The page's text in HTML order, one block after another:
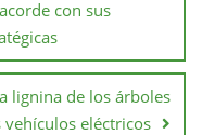
con sus
lignina de los árboles
eléctricos